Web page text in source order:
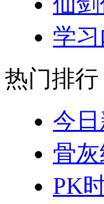
学
热门排行
今
骨
PK